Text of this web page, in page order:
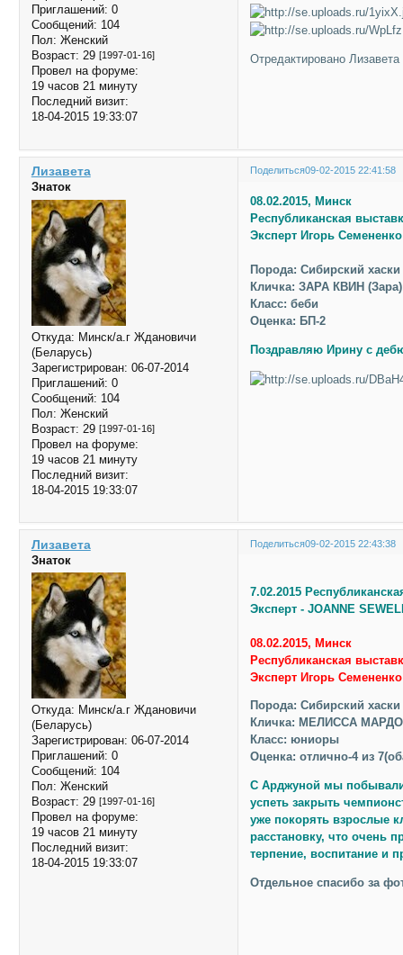
Приглашений: 0
Сообщений: 104
Пол: Женский
Возраст: 29 [1997-01-16]
Провел на форуме:
19 часов 21 минуту
Последний визит:
18-04-2015 19:33:07
Отредактировано
Поделиться09-02-2015 22:41:58
Лизавета
Знаток
Откуда: Минск/а.г Ждановичи
(Беларусь)
Зарегистрирован: 06-07-2014
Приглашений: 0
Сообщений: 104
Пол: Женский
Возраст: 29 [1997-01-16]
Провел на форуме:
19 часов 21 минуту
Последний визит:
18-04-2015 19:33:07
08.02.2015, Минск
Республиканская
Эксперт Игорь
Порода: Сибирский хаски
Кличка: ЗАРА КВИН (Зара)
Класс: беби
Оценка: БП-2
Поздравляю Ирину с
Поделиться09-02-2015 22:43:38
Лизавета
Знаток
Откуда: Минск/а.г Ждановичи
(Беларусь)
Зарегистрирован: 06-07-2014
Приглашений: 0
Сообщений: 104
Пол: Женский
Возраст: 29 [1997-01-16]
Провел на форуме:
19 часов 21 минуту
Последний визит:
18-04-2015 19:33:07
7.02.2015
Эксперт - JOANNE
08.02.2015, Минск
Республиканская
Эксперт Игорь
Порода: Сибирский хаски
Кличка: МЕЛИССА
Класс: юниоры
Оценка: отлично-4 из
С Арджуной мы побывали
успеть закрыть
уже покорять взрослые
расстановку, что очень
терпение, воспитание и
Отдельное спасибо за